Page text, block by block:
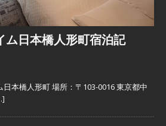
ム日本橋人形町宿泊記
本橋人形町 場所：〒103-0016 東京都中